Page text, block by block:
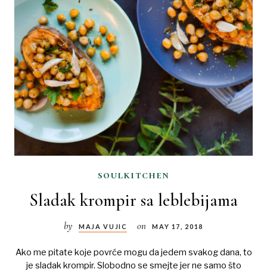
soulkitchen
Sladak krompir sa leblebijama
by MAJA VUJIC on MAY 17, 2018
Ako me pitate koje povrće mogu da jedem svakog dana, to
je sladak krompir. Slobodno se smejte jer ne samo što